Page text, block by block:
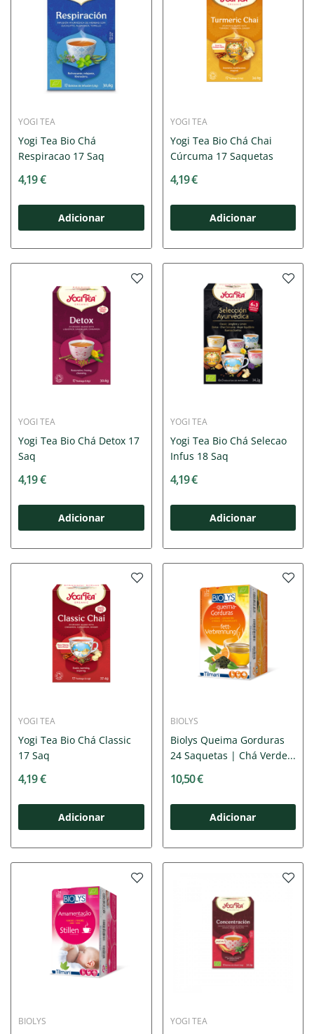
YOGI TEA
Yogi Tea Bio Chá
Respiracao 17 Saq
4,19 €
Adicionar
YOGI TEA
Yogi Tea Bio Chá Chai
Cúrcuma 17 Saquetas
4,19 €
Adicionar
YOGI TEA
Yogi Tea Bio Chá Detox 17
Saq
4,19 €
Adicionar
YOGI TEA
Yogi Tea Bio Chá Selecao
Infus 18 Saq
4,19 €
Adicionar
YOGI TEA
Yogi Tea Bio Chá Classic
17 Saq
4,19 €
Adicionar
BIOLYS
Biolys Queima Gorduras
24 Saquetas | Chá Verde...
10,50 €
Adicionar
BIOLYS YOGI TEA